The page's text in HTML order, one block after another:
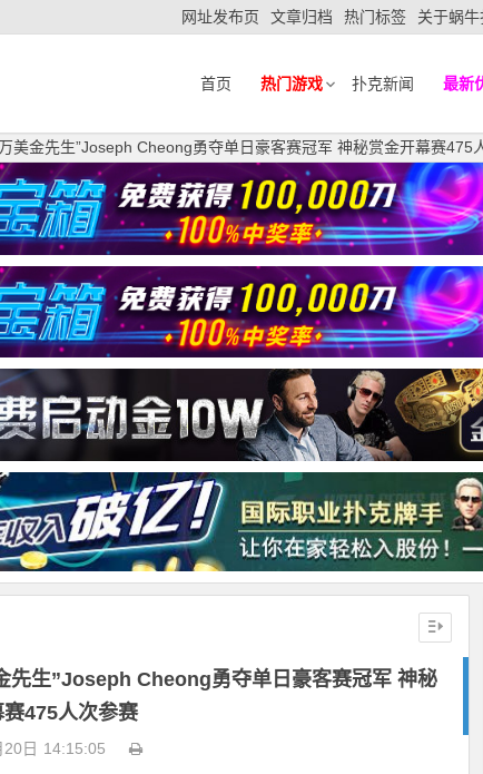
网址发布页 文章归档 热门标签 关于蜗牛
首页 热门游戏 扑克新闻 最新
美金先生”Joseph Cheong勇夺单日豪客赛冠军 神秘赏金开幕赛475
先生”Joseph Cheong勇夺单日豪客赛冠军 神秘
475人次参赛
日 14:15:05